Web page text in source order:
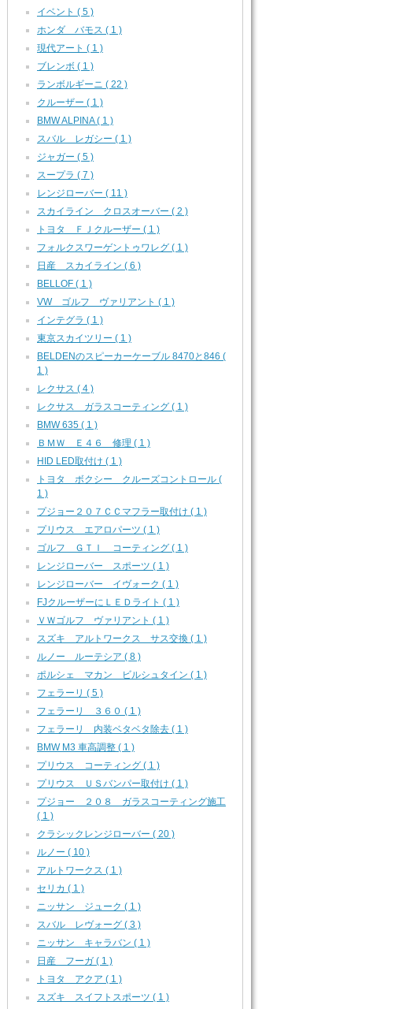
イベント ( 5 )
ホンダ バモス ( 1 )
現代アート ( 1 )
ブレンボ ( 1 )
ランボルギーニ ( 22 )
クルーザー ( 1 )
BMW ALPINA ( 1 )
スバル レガシー ( 1 )
ジャガー ( 5 )
スープラ ( 7 )
レンジローバー ( 11 )
スカイライン クロスオーバー ( 2 )
トヨタ ＦＪクルーザー ( 1 )
フォルクスワーゲントゥワレグ ( 1 )
日産 スカイライン ( 6 )
BELLOF ( 1 )
VW ゴルフ ヴァリアント ( 1 )
インテグラ ( 1 )
東京スカイツリー ( 1 )
BELDENのスピーカーケーブル 8470と846 (
1 )
レクサス ( 4 )
レクサス ガラスコーティング ( 1 )
BMW 635 ( 1 )
ＢＭＷ Ｅ４６ 修理 ( 1 )
HID LED取付け ( 1 )
トヨタ ボクシー クルーズコントロール (
1 )
プジョー２０７ＣＣマフラー取付け ( 1 )
プリウス エアロパーツ ( 1 )
ゴルフ ＧＴＩ コーティング ( 1 )
レンジローバー スポーツ ( 1 )
レンジローバー イヴォーク ( 1 )
FJクルーザーにＬＥＤライト ( 1 )
ＶＷゴルフ ヴァリアント ( 1 )
スズキ アルトワークス サス交換 ( 1 )
ルノー ルーテシア ( 8 )
ポルシェ マカン ビルシュタイン ( 1 )
フェラーリ ( 5 )
フェラーリ ３６０ ( 1 )
フェラーリ 内装ベタベタ除去 ( 1 )
BMW M3 車高調整 ( 1 )
プリウス コーティング ( 1 )
プリウス ＵＳバンパー取付け ( 1 )
プジョー ２０８ ガラスコーティング施工
( 1 )
クラシックレンジローバー ( 20 )
ルノー ( 10 )
アルトワークス ( 1 )
セリカ ( 1 )
ニッサン ジューク ( 1 )
スバル レヴォーグ ( 3 )
ニッサン キャラバン ( 1 )
日産 フーガ ( 1 )
トヨタ アクア ( 1 )
スズキ スイフトスポーツ ( 1 )